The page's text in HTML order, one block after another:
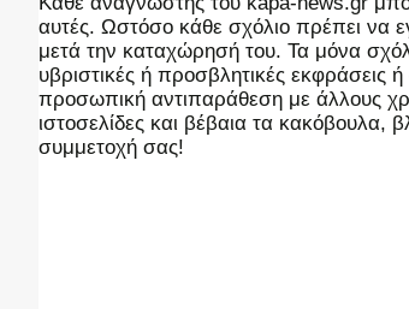
αυτές. Ωστόσο κάθε σχόλιο πρέπει να
μετά την καταχώρησή του. Τα μόνα
υβριστικές ή προσβλητικές
προσωπική αντιπαράθεση με άλλους
ιστοσελίδες και βέβαια τα
συμμετοχή σας!